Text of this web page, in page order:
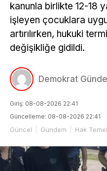
kanunla birlikte 12-18
işleyen çocuklara
artırılırken, hukuki
değişikliğe gidildi.
Demokrat
Giriş: 08-08-2026 22:41
Güncelleme: 08-08-2026 22:41
Güncel Gündem Hak